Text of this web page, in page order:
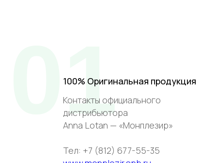
100% Оригинальная продукция
Контакты официального
дистрибьютора
Anna Lotan — «Монплезир»
Тел: +7 (812) 677-55-35
01